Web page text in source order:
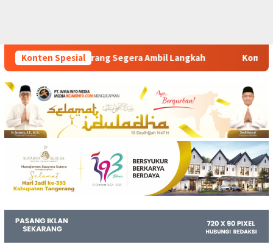
Konten Spesial
Ambil Langkah Komitmen Polsek Tigaraksa Tindak